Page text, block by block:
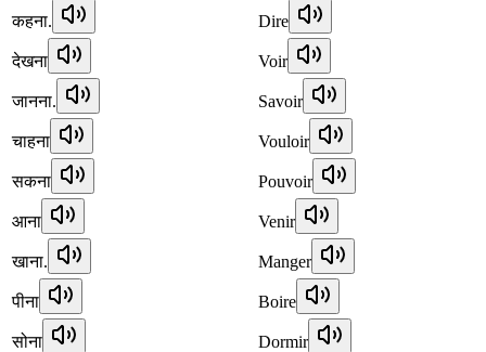
कहना. Dire
देखना Voir
जानना. Savoir
चाहना Vouloir
सकना Pouvoir
आना Venir
खाना. Manger
पीना Boire
सोना Dormir